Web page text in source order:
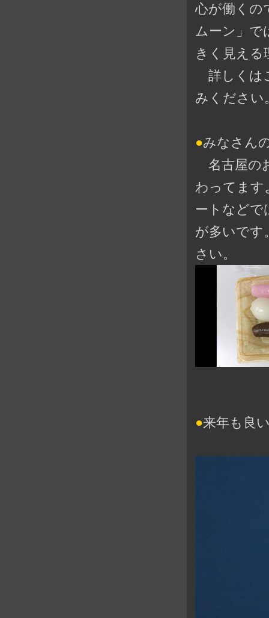
心が働くの
ムーン」
きく見える
詳しくは
みくださ
●みなさん
名古屋の
わってます
ートなどで
が多いです
さい。
●来年も良